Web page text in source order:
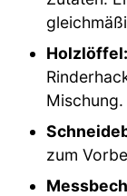
Holzlöffel:
Mischung.
zum